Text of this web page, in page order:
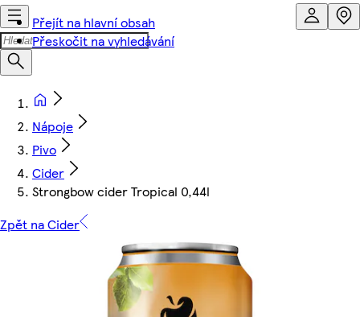
Přejít na hlavní obsah
Přeskočit na vyhledávání
Nápoje
Pivo
Cider
Strongbow cider Tropical 0,44l
Zpět na Cider